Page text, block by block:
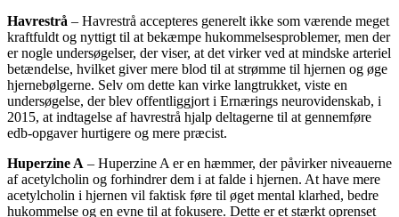
Havrestrå – Havrestrå accepteres generelt ikke som værende meget
kraftfuldt og nyttigt til at bekæmpe hukommelsesproblemer, men der
er nogle undersøgelser, der viser, at det virker ved at mindske arteriel
betændelse, hvilket giver mere blod til at strømme til hjernen og øge
hjernebølgerne. Selv om dette kan virke langtrukket, viste en
undersøgelse, der blev offentliggjort i Ernærings neurovidenskab, i
2015, at indtagelse af havrestrå hjalp deltagerne til at gennemføre
edb-opgaver hurtigere og mere præcist.
Huperzine A – Huperzine A er en hæmmer, der påvirker niveauerne
af acetylcholin og forhindrer dem i at falde i hjernen. At have mere
acetylcholin i hjernen vil faktisk føre til øget mental klarhed, bedre
hukommelse og en evne til at fokusere. Dette er et stærkt oprenset